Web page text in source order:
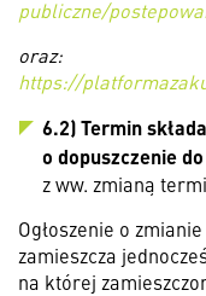
publiczne/
oraz:
https://
6.2) Termin
o dopuszczenie
z ww. zmianą
Ogłoszenie o
zamieszcza
na której